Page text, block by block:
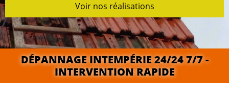
Voir nos réalisations
DÉPANNAGE INTEMPÉRIE 24/24 7/7 -
INTERVENTION RAPIDE